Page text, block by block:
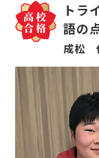
トラ
語の
成松